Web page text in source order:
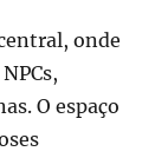
onde
O espaço